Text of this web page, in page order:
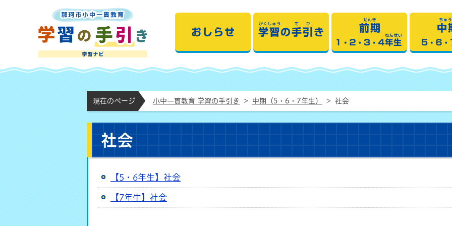
那珂市小中一貫教育 学習の手引き
学習の手引き
現在のページ 小中一貫教育 学習の手引き > 中期（5・6・7年生） > 社会
社会
【5・6年生】社会
【7年生】社会